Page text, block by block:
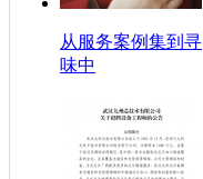
从服务案例集到寻
味中